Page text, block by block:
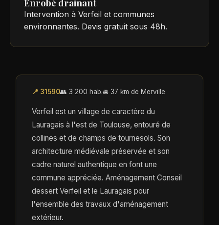
Enrobé drainant
Intervention à Verfeil et communes
environnantes. Devis gratuit sous 48h.
📍 31590👥 3 200 hab.🚘 37 km de Merville
Verfeil est un village de caractère du
Lauragais à l'est de Toulouse, entouré de
collines et de champs de tournesols. Son
architecture médiévale préservée et son
cadre naturel authentique en font une
commune appréciée. Aménagement Conseil
dessert Verfeil et le Lauragais pour
l'ensemble des travaux d'aménagement
extérieur.